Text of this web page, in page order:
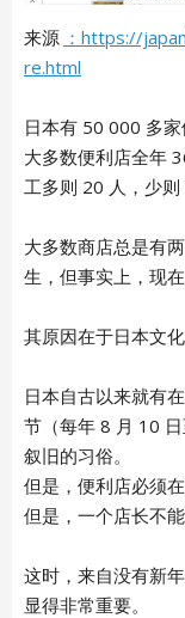
来源 ：https://
re.html
日本有 50 000 多家
大多数便利店全年
工多则 20 人，少则
大多数商店总是有
生，但事实上，现
其原因在于日本文化
日本自古以来就有
节（每年 8 月 10
叙旧的习俗。
但是，便利店必须
但是，一个店长不
这时，来自没有新
显得非常重要。